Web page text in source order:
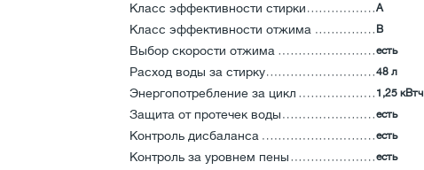
Класс эффективности стирки А
Класс эффективности отжима В
Выбор скорости отжима есть
Расход воды за стирку 48 л
Энергопотребление за цикл 1,25 кВтч
Защита от протечек воды есть
Контроль дисбаланса есть
Контроль за уровнем пены есть